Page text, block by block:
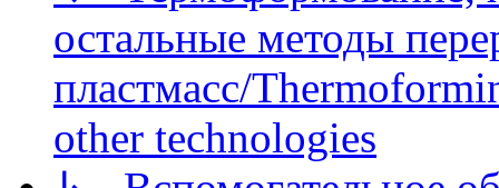
остальные методы
пластмасс/
other technologies